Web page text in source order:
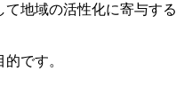
地域の活性化に寄与する
です。